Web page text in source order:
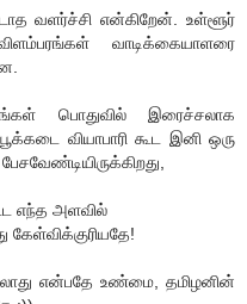
வளர்ச்சி என்கிறேன். உள்ளூர்
வாடிக்கையாளரை
பொதுவில் இரைச்சலாக
வியாபாரி கூட இனி ஒரு
எந்த அளவில்
என்பதே உண்மை, தமிழனின்